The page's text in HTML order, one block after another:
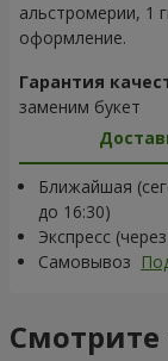
альстромерии, 1
оформление.
Гарантия
заменим букет
Ближайшая
до 16:30)
Экспресс
Самовывоз
Смотрите